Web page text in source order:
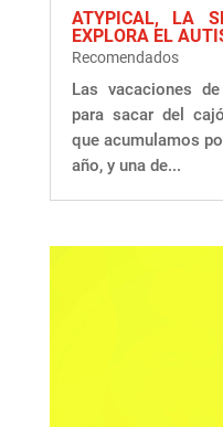
ATYPICAL, LA
EXPLORA EL
Recomendados
Las vacaciones
para sacar del
que acumulamos
año, y una de...